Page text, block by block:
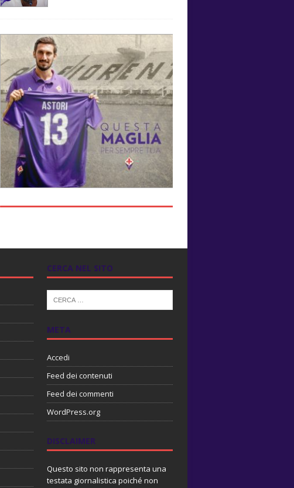
CERCA NEL SITO
META
Accedi
Feed dei contenuti
Feed dei commenti
WordPress.org
DISCLAIMER
Questo sito non rappresenta una
testata giornalistica poiché non